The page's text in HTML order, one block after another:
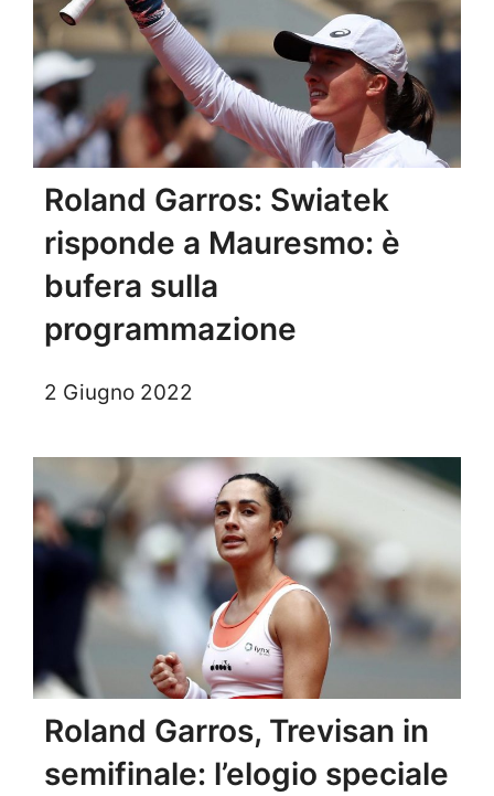
Roland Garros: Swiatek
risponde a Mauresmo: è
bufera sulla
programmazione
2 Giugno 2022
Roland Garros, Trevisan in
semifinale: l’elogio speciale